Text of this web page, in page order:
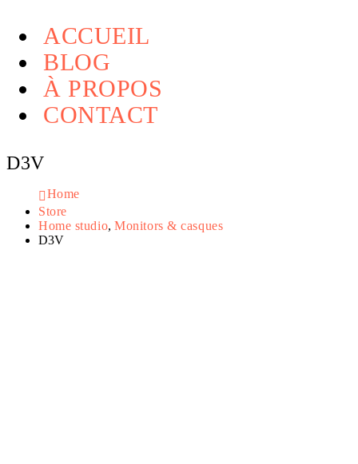
ACCUEIL
BLOG
À PROPOS
CONTACT
D3V
Home
Store
Home studio,Monitors & casques
D3V